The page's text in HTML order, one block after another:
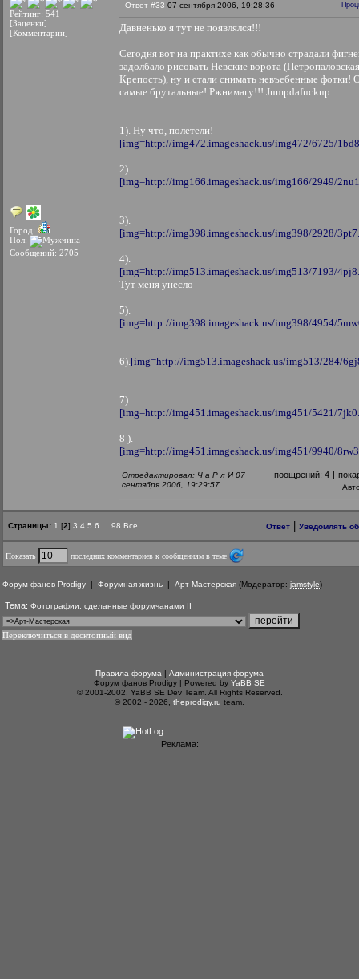
Рейтинг: 541
[Заценки]
[Комментарии]
Город:
Пол:
Сообщений: 2705
Ответ #33 07 сентября 2006, 19:28:36
Давненько я тут не появлялся!!!
Сегодня вот на практихе как обычно страдали
задолбало рисовать Невские ворота (Петропаловская
Крепость), ну и стали снимать невъебенные фотки!
самые брутальные! Ржнимагу!!! Jumpdafuckup
1). Ну что, полетели!
[img=http://img472.imageshack.us/img472/6725/
2).
[img=http://img166.imageshack.us/img166/2949/
3).
[img=http://img398.imageshack.us/img398/2928/
4).
[img=http://img513.imageshack.us/img513/7193/
Тут меня унесло
5).
[img=http://img398.imageshack.us/img398/4954/
6).[img=http://img513.imageshack.us/img513/284/
7).
[img=http://img451.imageshack.us/img451/5421/
8 ).
[img=http://img451.imageshack.us/img451/9940/
Отредактировал: Ч а Р л И 07
сентября 2006, 19:29:57
поощрений: 4 |
Страницы: 1 [2] 3 4 5 6 98 Все Ответ Уведомлять
Показать последних комментариев к сообщениям в теме
Форум фанов Prodigy | Форумная жизнь | Арт-Мастерская (Модератор: jamstyle)
Тема: Фотографии, сделанные форумчанами II
Переключиться в десктопный вид
Правила форума | Администрация форума
Форум фанов Prodigy | Powered by YaBB SE
© 2001-2002, YaBB SE Dev Team. All Rights Reserved.
© 2002 - 2026, theprodigy.ru team.
Реклама: